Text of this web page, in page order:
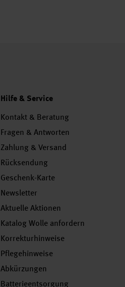
Hilfe & Service
Kontakt & Beratung
Fragen & Antworten
Zahlung & Versand
Rücksendung
Geschenk-Karte
Newsletter
Aktuelle Aktionen
Katalog Wolle anfordern
Korrekturhinweise
Pflegehinweise
Abkürzungen
Batterieentsorgung